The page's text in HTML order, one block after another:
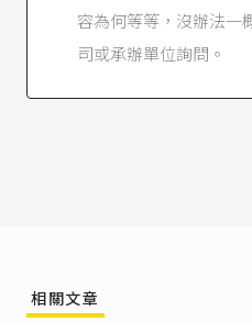
看到這裡，或許會有
是准許了要保人可以
保，那不就仍會有詐
請求權；在承保危險
容為何等等，沒辦法一
司或承辦單位詢問。
相關文章